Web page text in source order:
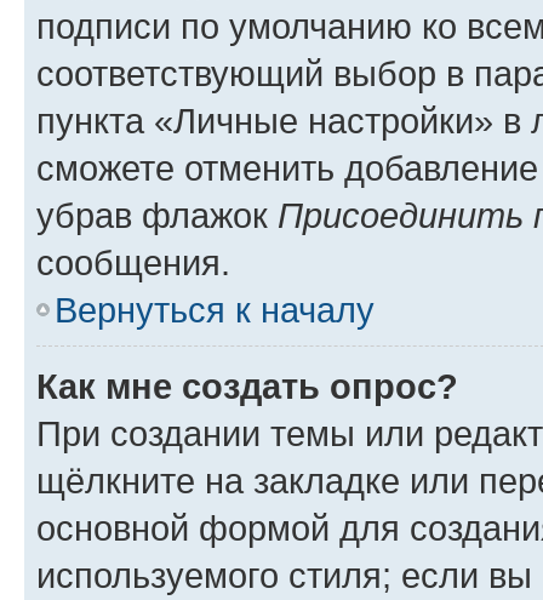
подписи по умолчанию ко
соответствующий выбор в
пункта «Личные настройки»
сможете отменить
убрав флажок Присоединить
сообщения.
Вернуться к началу
Как мне создать опрос?
При создании темы или
щёлкните на закладке или
основной формой для
используемого стиля; если